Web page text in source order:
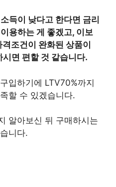
득이 낮다고 한다면 금리
용하는 게 좋겠고, 이보
조건이 완화된 상품이
면 편할 것 같습니다.
입하기에 LTV70%까지
할 수 있겠습니다.
알아보신 뒤 구매하시는
니다.